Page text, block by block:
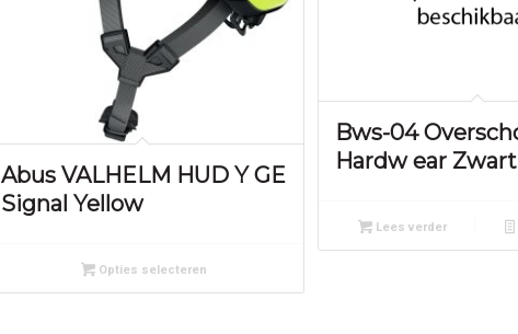
Abus VALHELM HUD Y GE
Signal Yellow
Opties selecteren
Bws-04
Hardw ear Zwart
Lees verder